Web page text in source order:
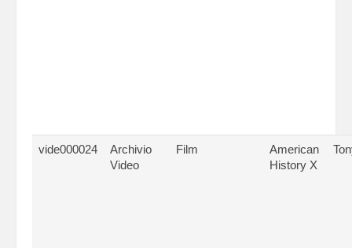
vide000024
Archivio
Video
Film
American
History X